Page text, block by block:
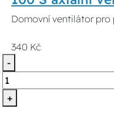
Domovní ventilátor pro
340 Kč
-
+